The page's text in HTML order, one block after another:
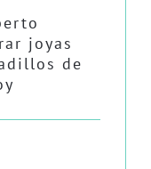
joyas
de